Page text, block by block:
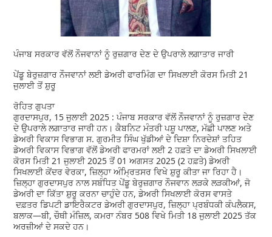
ਪੰਜਾਬ ਸਰਕਾਰ ਵੱਲੋਂ ਨੌਜਵਾਨਾਂ ਨੂੰ ਰੁਜ਼ਗਾਰ ਦੇਣ ਦੇ ਉਪਰਾਲੇ ਲਗਾਤਾਰ ਜਾਰੀ
ਪੇਂਡੂ ਬੇਰੁਜ਼ਗਾਰ ਨੌਜਵਾਨਾਂ ਲਈ ਡੇਅਰੀ ਫਾਰਮਿੰਗ ਦਾ ਸਿਖਲਾਈ ਕੋਰਸ ਮਿਤੀ 21
ਜੁਲਾਈ ਤੋਂ ਸ਼ੁਰੂ
ਰੋਹਿਤ ਗੁਪਤਾ
ਗੁਰਦਾਸਪੁਰ, 15 ਜੁਲਾਈ 2025 : ਪੰਜਾਬ ਸਰਕਾਰ ਵੱਲੋਂ ਨੌਜਵਾਨਾਂ ਨੂੰ ਰੁਜ਼ਗਾਰ ਦੇਣ
ਦੇ ਉਪਰਾਲੇ ਲਗਾਤਾਰ ਜਾਰੀ ਹਨ। ਕੈਬਨਿਟ ਮੰਤਰੀ ਪਸ਼ੂ ਪਾਲਣ, ਮੱਛੀ ਪਾਲਣ ਅਤੇ
ਡੇਅਰੀ ਵਿਕਾਸ ਵਿਭਾਗ ਸ. ਗੁਰਮੀਤ ਸਿੰਘ ਖੁੱਡੀਆਂ ਦੇ ਦਿਸ਼ਾ ਨਿਰਦੇਸ਼ਾਂ ਤਹਿਤ
ਡੇਅਰੀ ਵਿਕਾਸ ਵਿਭਾਗ ਵੱਲੋਂ ਡੇਅਰੀ ਫਾਰਮਰਾਂ ਲਈ 2 ਹਫ਼ਤੇ ਦਾ ਡੇਅਰੀ ਸਿਖਲਾਈ
ਕੋਰਸ ਮਿਤੀ 21 ਜੁਲਾਈ 2025 ਤੋਂ 01 ਅਗਸਤ 2025 (2 ਹਫ਼ਤੇ) ਡੇਅਰੀ
ਸਿਖਲਾਈ ਕੇਂਦਰ ਵੇਰਕਾ, ਜ਼ਿਲ੍ਹਾ ਅੰਮ੍ਰਿਤਸਰ ਵਿਖੇ ਸ਼ੁਰੂ ਕੀਤਾ ਜਾ ਰਿਹਾ ਹੈ।
ਜ਼ਿਲ੍ਹਾ ਗੁਰਦਾਸਪੁਰ ਨਾਲ ਸਬੰਧਿਤ ਪੇਂਡੂ ਬੇਰੁਜ਼ਗਾਰ ਨੌਜਵਾਨ ਲੜਕੇ ਲੜਕੀਆਂ, ਜੋ
ਡੇਅਰੀ ਦਾ ਕਿੱਤਾ ਸ਼ੁਰੂ ਕਰਨਾ ਚਾਹੁੰਦੇ ਹਨ, ਡੇਅਰੀ ਸਿਖਲਾਈ ਕੋਰਸ ਵਾਸਤੇ
ਦਫ਼ਤਰ ਡਿਪਟੀ ਡਾਇਰੈਕਟਰ ਡੇਅਰੀ ਗੁਰਦਾਸਪੁਰ, ਜ਼ਿਲ੍ਹਾ ਪ੍ਰਬੰਧਕੀ ਕੰਪਲੈਕਸ,
ਬਲਾਕ—ਬੀ, ਚੌਥੀ ਮੰਜ਼ਿਲ, ਕਮਰਾ ਨੰਬਰ 508 ਵਿਖੇ ਮਿਤੀ 18 ਜੁਲਾਈ 2025 ਤੱਕ
ਅਰਜ਼ੀਆਂ ਦੇ ਸਕਦੇ ਹਨ।